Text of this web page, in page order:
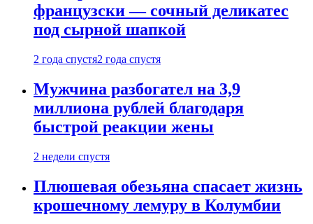
французски — сочный деликатес
под сырной шапкой
2 года спустя2 года спустя
Мужчина разбогател на 3,9
миллиона рублей благодаря
быстрой реакции жены
2 недели спустя
Плюшевая обезьяна спасает жизнь
крошечному лемуру в Колумбии